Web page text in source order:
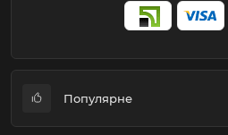
Популярне